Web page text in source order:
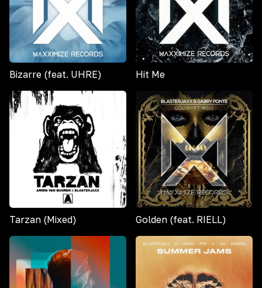
Bizarre (feat. UHRE) Hit Me
Tarzan (Mixed) Golden (feat. RIELL)